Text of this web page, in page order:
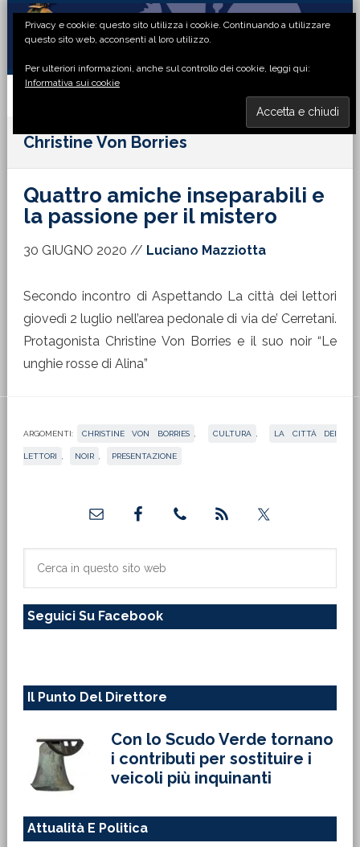
Passa
primaria
Passa
principale
Passa
laterale
Passa
di
Christine Von Borries
Quattro amiche inseparabili e
la passione per il mistero
30 GIUGNO 2020 // Luciano Mazziotta
Secondo incontro di Aspettando La città dei lettori
giovedì 2 luglio nell’area pedonale di via de’ Cerretani.
Protagonista Christine Von Borries e il suo noir “Le
unghie rosse di Alina”
ARGOMENTI: CHRISTINE VON BORRIES CULTURA LA CITTÀ DEI
LETTORI NOIR PRESENTAZIONE
primaria
sito
Seguici Su Facebook
Il Punto Del Direttore
Con lo Scudo Verde tornano
i contributi per sostituire i
veicoli più inquinanti
Attualità E Politica
Privacy e cookie: questo sito utilizza i cookie. Continuando a utilizzare
questo sito web, acconsenti al loro utilizzo.
Per ulteriori informazioni, anche sul controllo dei cookie, leggi qui:
Informativa sui cookie